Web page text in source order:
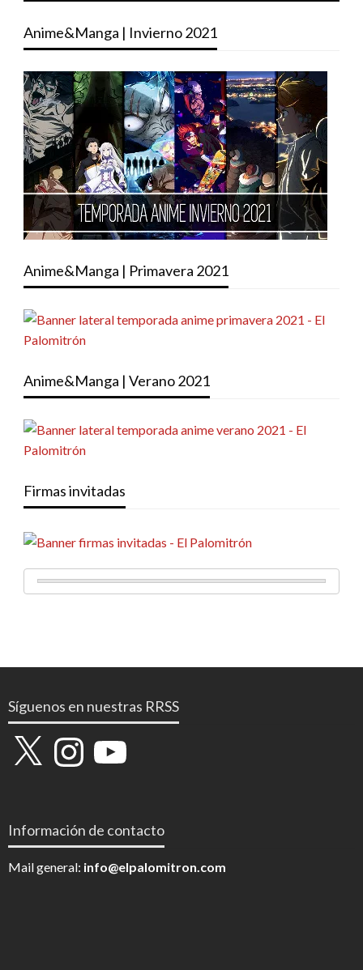
Anime&Manga | Invierno 2021
Anime&Manga | Primavera 2021
Anime&Manga | Verano 2021
Firmas invitadas
Síguenos en nuestras RRSS
X InstagramYouTube
Información de contacto
Mail general: info@elpalomitron.com